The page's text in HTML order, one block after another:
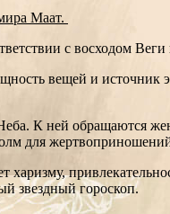
Маат.
с восходом Веги
вещей и
К ней обращаются
для
харизму,
звездный гороскоп.